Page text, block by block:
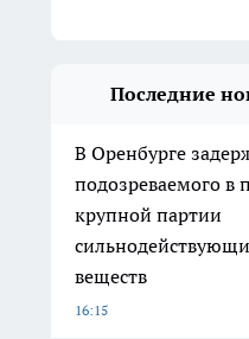
Последние
В Оренбурге
подозреваемого в
крупной партии
веществ
16:15